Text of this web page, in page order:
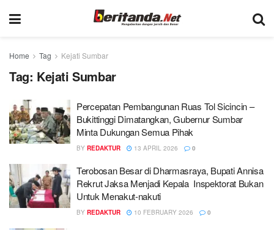
Home Tag Kejati Sumbar
Tag: Kejati Sumbar
Percepatan Pembangunan Ruas Tol Sicincin –
Bukittinggi Dimatangkan, Gubernur Sumbar
Minta Dukungan Semua Pihak
BY REDAKTUR 13 APRIL 2026 0
Terobosan Besar di Dharmasraya, Bupati Annisa
Rekrut Jaksa Menjadi Kepala Inspektorat Bukan
Untuk Menakut-nakuti
BY REDAKTUR 10 FEBRUARY 2026 0